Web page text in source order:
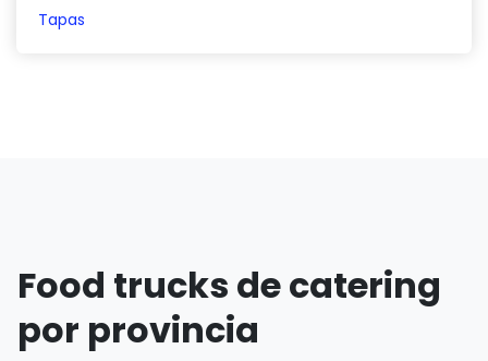
Tapas
Food trucks de catering
por provincia